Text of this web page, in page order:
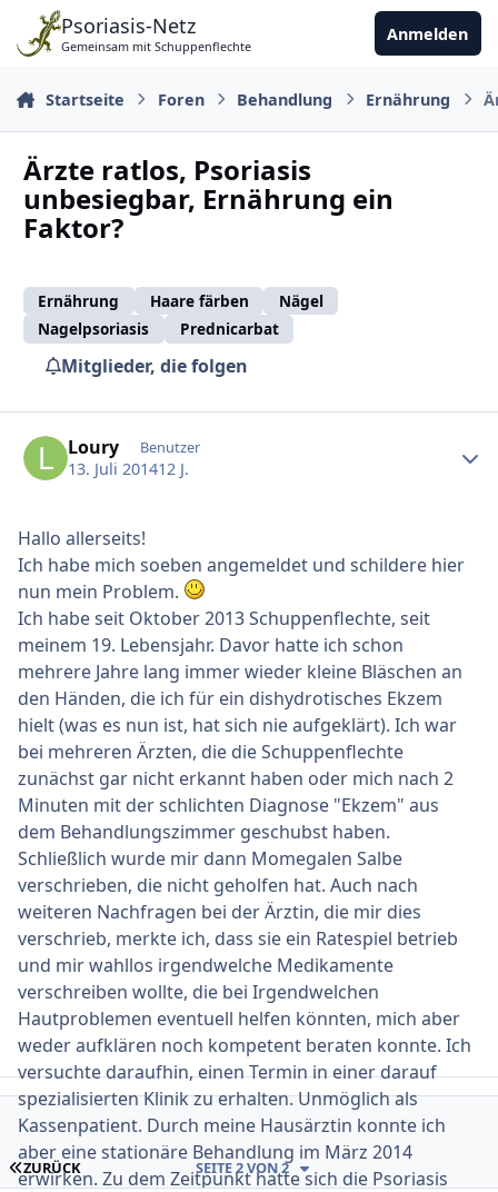
Zu Inhalt springen
Psoriasis-Netz
Gemeinsam mit Schuppenflechte
Anmelden
Startseite Foren Behandlung Ernährung
Ärzte ratlos, Psoriasis
unbesiegbar, Ernährung ein
Faktor?
Ernährung Haare färben
Nägel
Nagelpsoriasis
Prednicarbat
Mitglieder, die folgen
Loury Benutzer
13. Juli 201412 J.
Hallo allerseits!
Ich habe mich soeben angemeldet und schildere hier
nun mein Problem.
Ich habe seit Oktober 2013 Schuppenflechte, seit
meinem 19. Lebensjahr. Davor hatte ich schon
mehrere Jahre lang immer wieder kleine Bläschen an
den Händen, die ich für ein dishydrotisches Ekzem
hielt (was es nun ist, hat sich nie aufgeklärt). Ich war
bei mehreren Ärzten, die die Schuppenflechte
zunächst gar nicht erkannt haben oder mich nach 2
Minuten mit der schlichten Diagnose "Ekzem" aus
dem Behandlungszimmer geschubst haben.
Schließlich wurde mir dann Momegalen Salbe
verschrieben, die nicht geholfen hat. Auch nach
weiteren Nachfragen bei der Ärztin, die mir dies
verschrieb, merkte ich, dass sie ein Ratespiel betrieb
und mir wahllos irgendwelche Medikamente
verschreiben wollte, die bei Irgendwelchen
Hautproblemen eventuell helfen könnten, mich aber
weder aufklären noch kompetent beraten konnte. Ich
versuchte daraufhin, einen Termin in einer darauf
spezialisierten Klinik zu erhalten. Unmöglich als
Kassenpatient. Durch meine Hausärztin konnte ich
aber eine stationäre Behandlung im März 2014
erwirken. Zu dem Zeitpunkt hatte sich die Psoriasis
ERSTE SEITE
ZURÜCK SEITE 2 VON 2